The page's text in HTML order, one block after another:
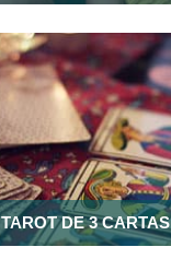
TAROT DE 3 CARTAS